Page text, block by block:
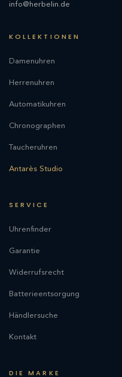
info@herbelin.de
KOLLEKTIONEN
Damenuhren
Herrenuhren
Automatikuhren
Chronographen
Taucheruhren
Antarès Studio
SERVICE
Uhrenfinder
Garantie
Widerrufsrecht
Batterieentsorgung
Händlersuche
Kontakt
DIE MARKE